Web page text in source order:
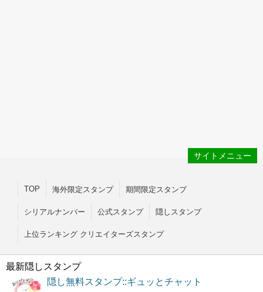
サイトメニュー
TOP 海外限定スタンプ 期間限定スタンプ
シリアルナンバー 公式スタンプ 隠しスタンプ
上位ランキング クリエイターズスタンプ
最新隠しスタンプ
隠し無料スタンプ::ギュッとチャット